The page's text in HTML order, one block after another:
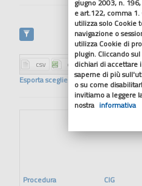
Esporta scegliendo il formato
Procedura CIG
giugno 2003, n.
e art.122, comma
utilizza solo Cookie
navigazione o
utilizza Cookie di
plugin. Cliccando
dichiari di accettare
saperne di più
o su come
invitiamo a leggere
nostra informativa